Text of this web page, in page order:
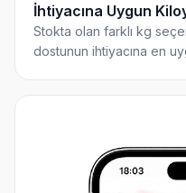
İhtiyacına Uygun
Stokta olan farklı kg
dostunun ihtiyacına en